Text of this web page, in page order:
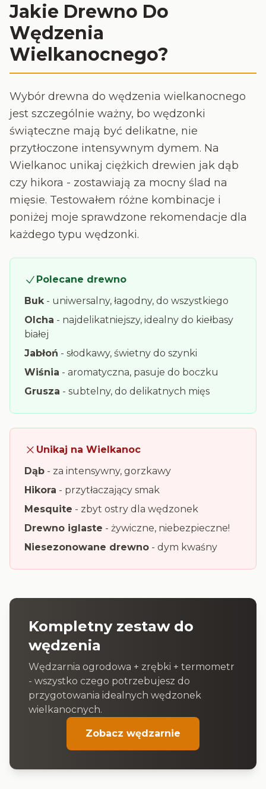
Jakie Drewno Do
Wędzenia
Wielkanocnego?
Wybór drewna do wędzenia wielkanocnego
jest szczególnie ważny, bo wędzonki
świąteczne mają być delikatne, nie
przytłoczone intensywnym dymem. Na
Wielkanoc unikaj ciężkich drewien jak dąb
czy hikora - zostawiają za mocny ślad na
mięsie. Testowałem różne kombinacje i
poniżej moje sprawdzone rekomendacje dla
każdego typu wędzonki.
Polecane drewno
Buk- uniwersalny, łagodny, do wszystkiego
Olcha - najdelikatniejszy, idealny do kiełbasy
białej
Jabłoń - słodkawy, świetny do szynki
Wiśnia - aromatyczna, pasuje do boczku
Grusza - subtelny, do delikatnych mięs
Unikaj na Wielkanoc
Dąb - za intensywny, gorzkawy
Hikora - przytłaczający smak
Mesquite - zbyt ostry dla wędzonek
Drewno iglaste - żywiczne, niebezpieczne!
Niesezonowane drewno - dym kwaśny
Kompletny zestaw do
wędzenia
Wędzarnia ogrodowa + zrębki + termometr
- wszystko czego potrzebujesz do
przygotowania idealnych wędzonek
wielkanocnych.
Zobacz wędzarnie